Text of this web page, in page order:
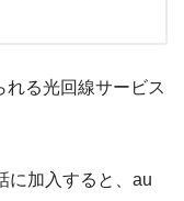
る光回線サービス
に加入すると、au